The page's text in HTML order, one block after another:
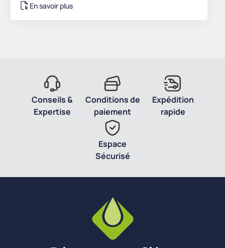
En savoir plus
Conseils &
Expertise
Conditions de
paiement
Expédition
rapide
Espace
Sécurisé